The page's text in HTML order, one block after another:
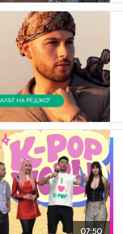
07:50